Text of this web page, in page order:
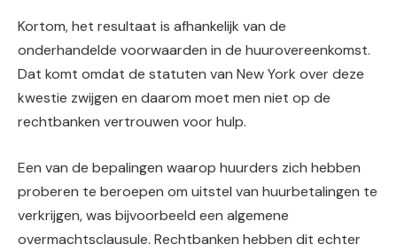
Kortom, het resultaat is afhankelijk van de
onderhandelde voorwaarden in de huurovereenkomst.
Dat komt omdat de statuten van New York over deze
kwestie zwijgen en daarom moet men niet op de
rechtbanken vertrouwen voor hulp.
Een van de bepalingen waarop huurders zich hebben
proberen te beroepen om uitstel van huurbetalingen te
verkrijgen, was bijvoorbeeld een algemene
overmachtsclausule. Rechtbanken hebben dit echter